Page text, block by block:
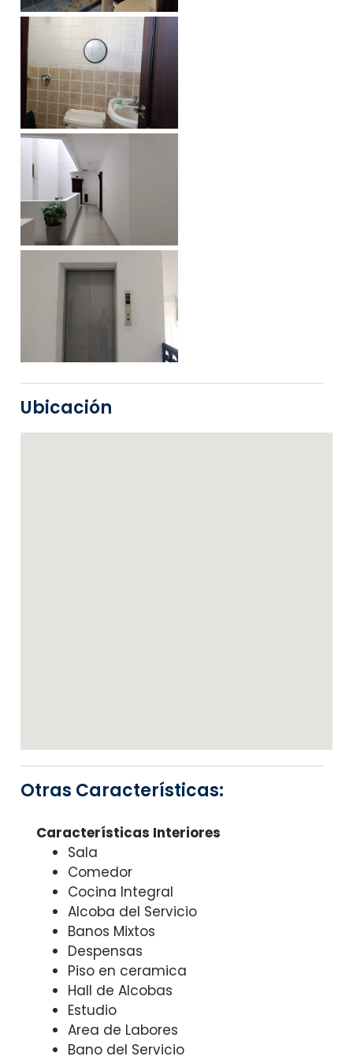
Ubicación
Otras Características:
Características Interiores
Sala
Comedor
Cocina Integral
Alcoba del Servicio
Banos Mixtos
Despensas
Piso en ceramica
Hall de Alcobas
Estudio
Area de Labores
Bano del Servicio